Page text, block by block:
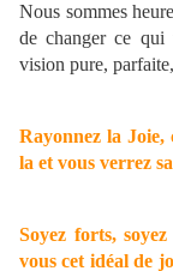
Nous sommes
de changer ce qui
vision pure,
Rayonnez la Joie,
la et vous verrez
Soyez forts,
vous cet idéal de